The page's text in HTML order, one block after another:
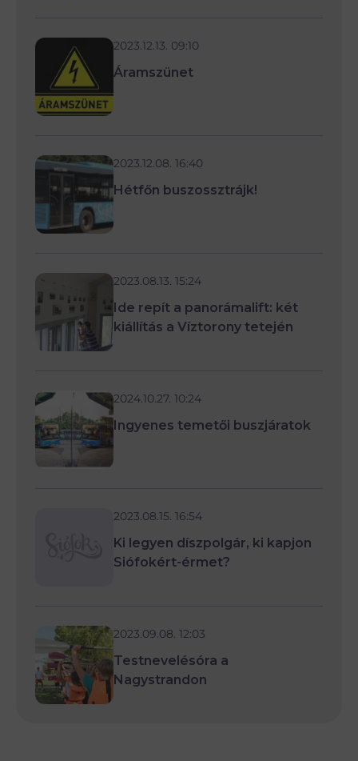
2023.12.13. 09:10
Áramszünet
2023.12.08. 16:40
Hétfőn buszossztrájk!
2023.08.13. 15:24
Ide repít a panorámalift: két
kiállítás a Víztorony tetején
2024.10.27. 10:24
Ingyenes temetői buszjáratok
2023.08.15. 16:54
Ki legyen díszpolgár, ki kapjon
Siófokért-érmet?
2023.09.08. 12:03
Testnevelésóra a
Nagystrandon